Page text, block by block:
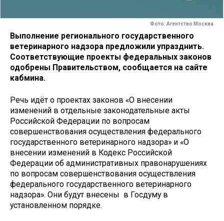
Фото: Агентство Москва
Выполнение регионального государственного
ветеринарного надзора предложили упразднить.
Соответствующие проекты федеральных законов
одобрены Правительством, сообщается на сайте
кабмина.
Речь идёт о проектах законов «О внесении
изменений в отдельные законодательные акты
Российской Федерации по вопросам
совершенствования осуществления федерального
государственного ветеринарного надзора» и «О
внесении изменений в Кодекс Российской
Федерации об административных правонарушениях
по вопросам совершенствования осуществления
федерального государственного ветеринарного
надзора». Они будут внесены в Госдуму в
установленном порядке.